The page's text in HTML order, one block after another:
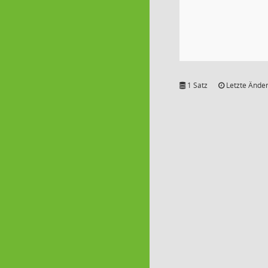
1 Satz Letzte